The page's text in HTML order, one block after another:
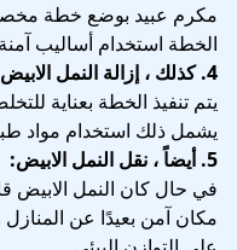
مكرم عبيد بوضع خطة
الخطة استخدام أساليب
4. كذلك ، إزالة النمل الابيض بأمان:
يتم تنفيذ الخطة بعناية
يشمل ذلك استخدام مواد
5. أيضاً ، نقل النمل الابيض:
في حال كان النمل الابيض
مكان آمن بعيدًا عن